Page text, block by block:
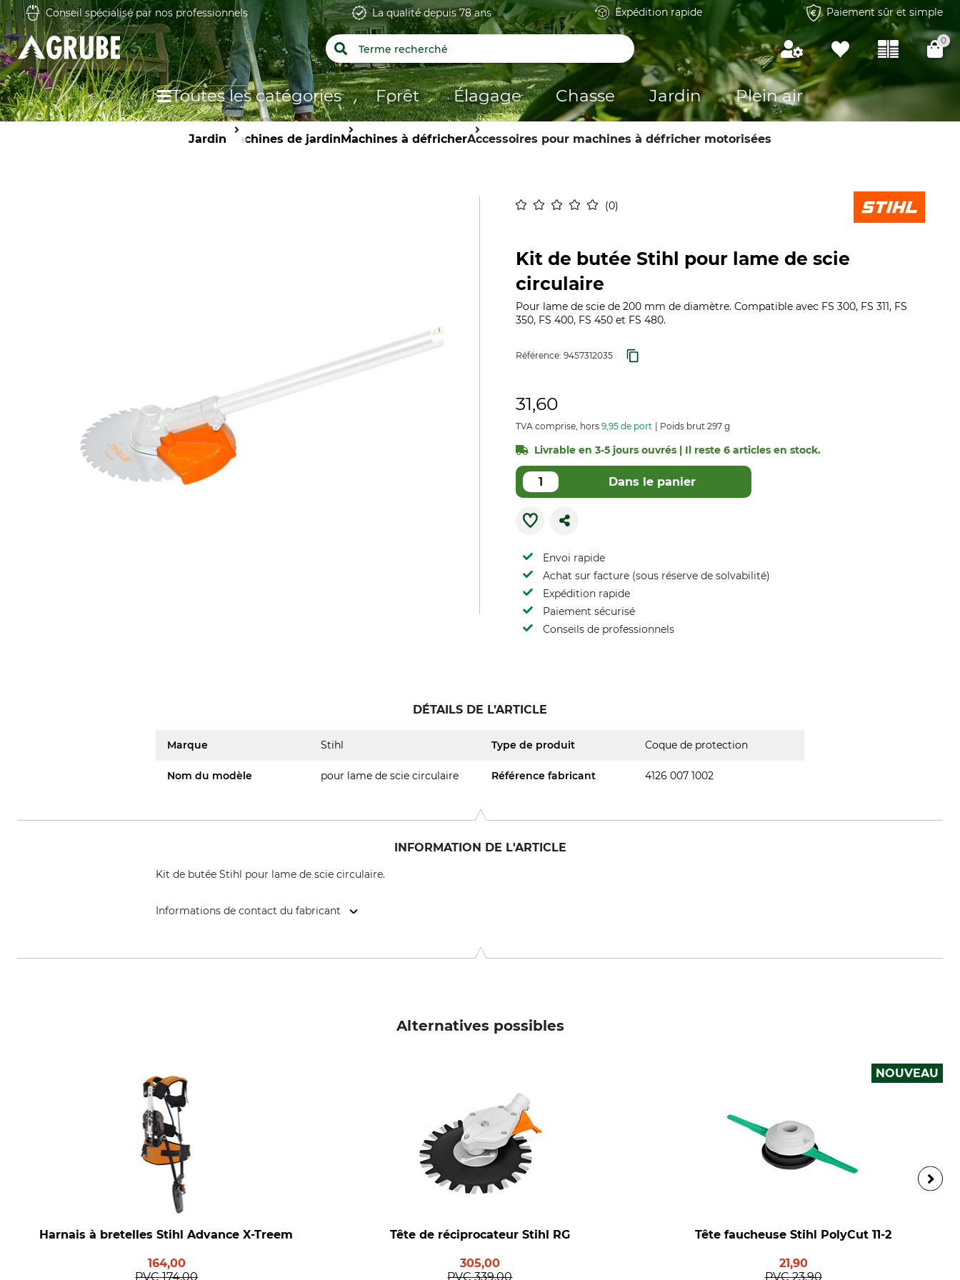
Conseil spécialisé par nos professionnels La qualité depuis 78 ans Expédition rapide Paiement sûr et simple
0
Toutes les catégories Forêt Élagage Chasse Jardin Plein air
Jardin Machines de jardinMachines à défricherAccessoires pour machines à défricher motorisées
0
Kit de butée Stihl pour lame de scie
circulaire
Pour lame de scie de 200 mm de diamètre. Compatible avec FS 300, FS 311, FS
350, FS 400, FS 450 et FS 480.
Référence: 9457312035
31,60
TVA comprise, hors 9,95 de port Poids brut 297 g
Livrable en 3-5 jours ouvrés | Il reste 6 articles en stock.
Dans le panier
Envoi rapide
Achat sur facture (sous réserve de solvabilité)
Expédition rapide
Paiement sécurisé
Conseils de professionnels
DÉTAILS DE L’ARTICLE
Marque Stihl Type de produit Coque de protection
Nom du modèle pour lame de scie circulaire Référence fabricant 4126 007 1002
INFORMATION DE L'ARTICLE
Kit de butée Stihl pour lame de scie circulaire.
Informations de contact du fabricant
Alternatives possibles
Harnais à bretelles Stihl Advance X-Treem
164,00
PVC 174,00
Tête de réciprocateur Stihl RG
305,00
PVC 339,00
NOUVEAU
Tête faucheuse Stihl PolyCut 11-2
21,90
PVC 23,90